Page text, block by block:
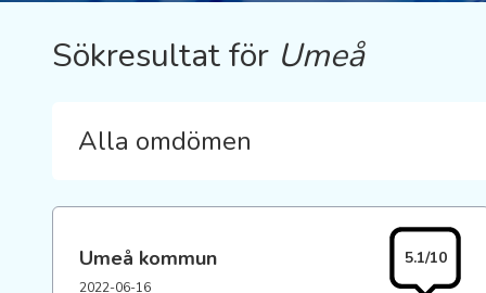
Sökresultat för Umeå
Alla omdömen
Umeå kommun
2022-06-16
5.1/10